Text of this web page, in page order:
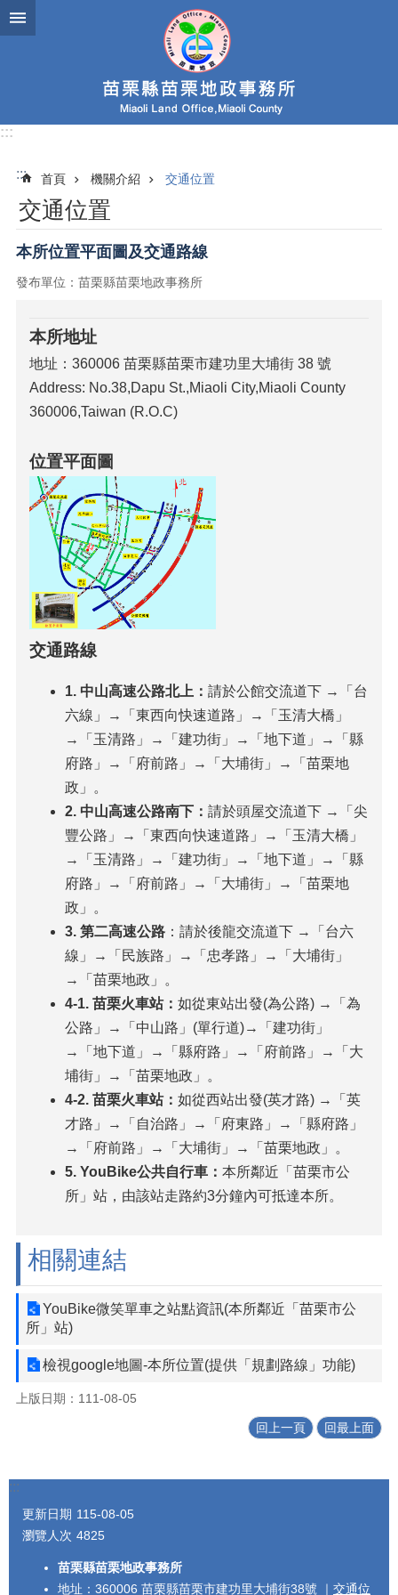
跳到主要內容區塊
:::
::: 首頁 機關介紹 交通位置
交通位置
本所位置平面圖及交通路線
發布單位：苗栗縣苗栗地政事務所
本所地址
地址：360006 苗栗縣苗栗市建功里大埔街 38 號
Address: No.38,Dapu St.,Miaoli City,Miaoli County
360006,Taiwan (R.O.C)
位置平面圖
交通路線
1. 中山高速公路北上： 請於公館交流道下 →「台
六線」→「東西向快速道路」→「玉清大橋」
→「玉清路」→「建功街」→「地下道」→「縣
府路」→「府前路」→「大埔街」→「苗栗地
政」。
2. 中山高速公路南下： 請於頭屋交流道下 →「尖
豐公路」→「東西向快速道路」→「玉清大橋」
→「玉清路」→「建功街」→「地下道」→「縣
府路」→「府前路」→「大埔街」→「苗栗地
政」。
3. 第二高速公路 ：請於後龍交流道下 →「台六
線」→「民族路」→「忠孝路」→「大埔街」
→「苗栗地政」。
4-1. 苗栗火車站： 如從東站出發(為公路) →「為
公路」→「中山路」(單行道)→「建功街」
→「地下道」→「縣府路」→「府前路」→「大
埔街」→「苗栗地政」。
4-2. 苗栗火車站： 如從西站出發(英才路) →「英
才路」→「自治路」→「府東路」→「縣府路」
→「府前路」→「大埔街」→「苗栗地政」。
5. YouBike公共自行車： 本所鄰近「苗栗市公
所」站，由該站走路約3分鐘內可抵達本所。
相關連結
YouBike微笑單車之站點資訊(本所鄰近「苗栗市公
所」站)
檢視google地圖-本所位置(提供「規劃路線」功能)
上版日期：111-08-05
回上一頁 回最上面
:::
更新日期 115-08-05
瀏覽人次 4825
苗栗縣苗栗地政事務所
地址：360006 苗栗縣苗栗市建功里大埔街38號 ｜ 交通位